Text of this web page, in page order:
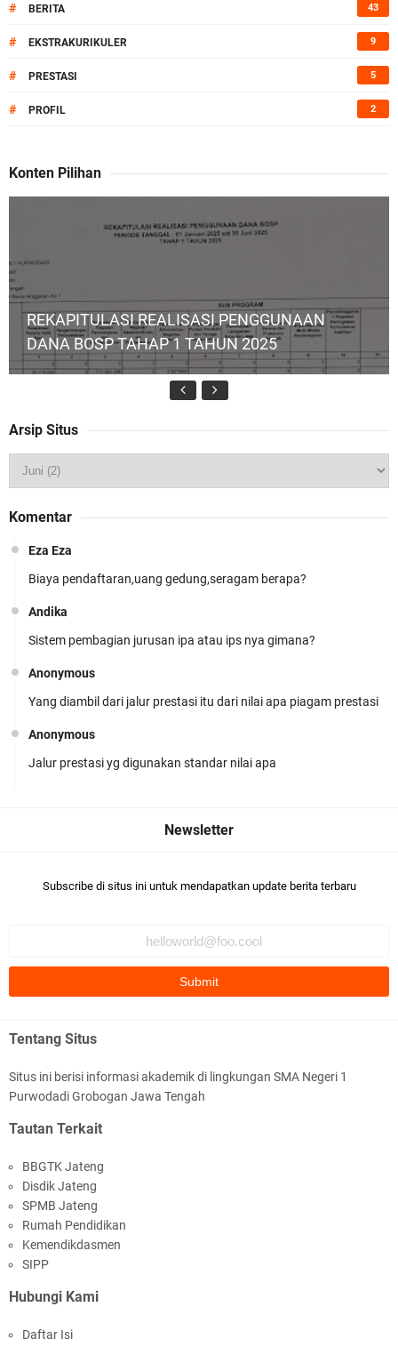
# BERITA 43
# EKSTRAKURIKULER 9
# PRESTASI 5
# PROFIL 2
Konten Pilihan
REKAPITULASI REALISASI PENGGUNAAN
DANA BOSP TAHAP 1 TAHUN 2025
Komitmen
MPLS Hari Keempat: Menumbuhkan Kreativitas
dan Kebiasaan Hebat
Asa
MPLS Hari Kedua: Lingkungan Aman, Nyaman,
MPLS Hari Pertama: Langkah awal menjadi
bagian dari SMA Negeri 1 Purwodadi
Arsip Situs
Komentar
Eza Eza
Biaya pendaftaran,uang gedung,seragam berapa?
Andika
Sistem pembagian jurusan ipa atau ips nya gimana?
Anonymous
Yang diambil dari jalur prestasi itu dari nilai apa piagam prestasi
Anonymous
Jalur prestasi yg digunakan standar nilai apa
Masih ada tes mapel atau tidak?
Subscribe di situs ini untuk mendapatkan update berita terbaru
Tentang Situs
Situs ini berisi informasi akademik di lingkungan SMA Negeri 1
Purwodadi Grobogan Jawa Tengah
Tautan Terkait
BBGTK Jateng
Disdik Jateng
SPMB Jateng
Rumah Pendidikan
Kemendikdasmen
SIPP
Hubungi Kami
Daftar Isi